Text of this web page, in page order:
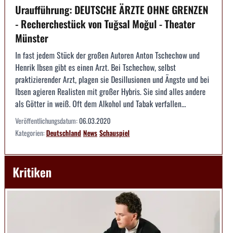
Uraufführung: DEUTSCHE ÄRZTE OHNE GRENZEN
- Recherchestück von Tuğsal Moğul - Theater
Münster
In fast jedem Stück der großen Autoren Anton Tschechow und
Henrik Ibsen gibt es einen Arzt. Bei Tschechow, selbst
praktizierender Arzt, plagen sie Desillusionen und Ängste und bei
Ibsen agieren Realisten mit großer Hybris. Sie sind alles andere
als Götter in weiß. Oft dem Alkohol und Tabak verfallen...
Veröffentlichungsdatum:06.03.2020
Kategorien:DeutschlandNewsSchauspiel
Kritiken